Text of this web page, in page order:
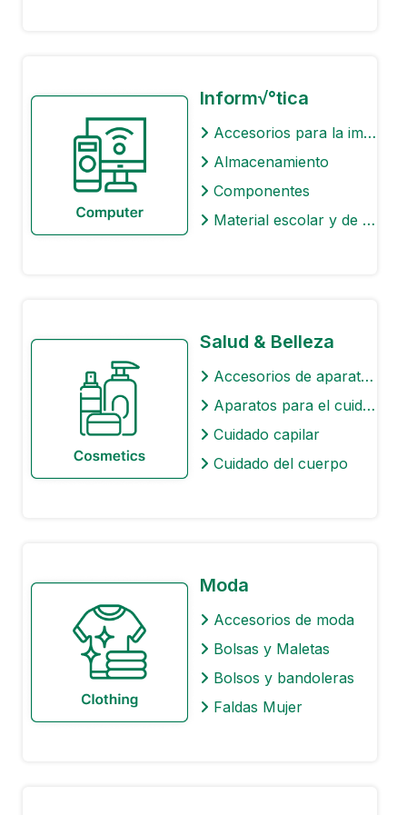
Inform√°tica
Accesorios para la impresora
Almacenamiento
Componentes
Material escolar y de oficina
Salud & Belleza
Accesorios de aparatos de cuidado personal
Aparatos para el cuidado personal
Cuidado capilar
Cuidado del cuerpo
Moda
Accesorios de moda
Bolsas y Maletas
Bolsos y bandoleras
Faldas Mujer